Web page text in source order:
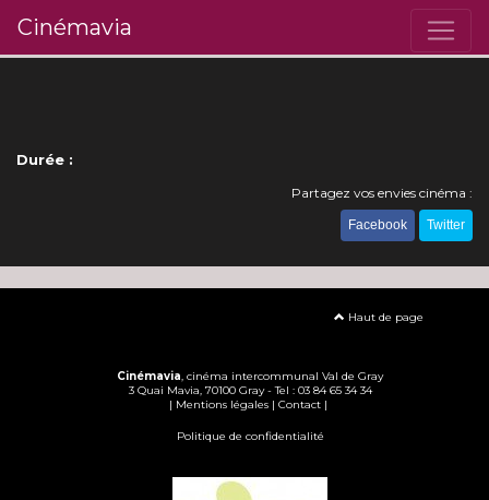
Cinémavia
Durée :
Partagez vos envies cinéma :
Facebook Twitter
Haut de page
Cinémavia, cinéma intercommunal Val de Gray
3 Quai Mavia, 70100 Gray - Tel : 03 84 65 34 34
| Mentions légales | Contact |
Politique de confidentialité